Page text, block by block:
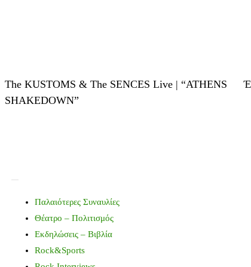
The KUSTOMS & The SENCES Live | “ATHENS
SHAKEDOWN”
Παλαιότερες Συναυλίες
Θέατρο – Πολιτισμός
Εκδηλώσεις – Βιβλία
Rock&Sports